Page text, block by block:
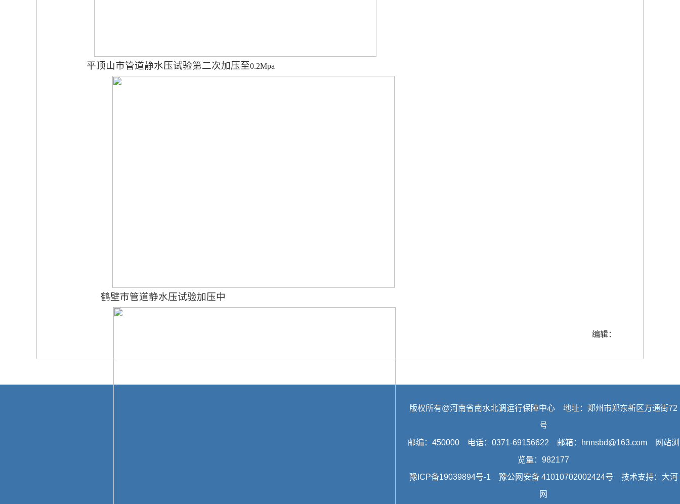
平顶山市管道静水压试验第二次加压至0.2Mpa
鹤壁市管道静水压试验加压中
编辑：
版权所有@河南省南水北调运行保障中心 地址：郑州市郑东新区万通街72
号
邮编：450000 电话：0371-69156622 邮箱：hnnsbd@163.com 网站浏
览量： 982177
豫ICP备19039894号-1 豫公网安备 41010702002424号 技术支持： 大河
网